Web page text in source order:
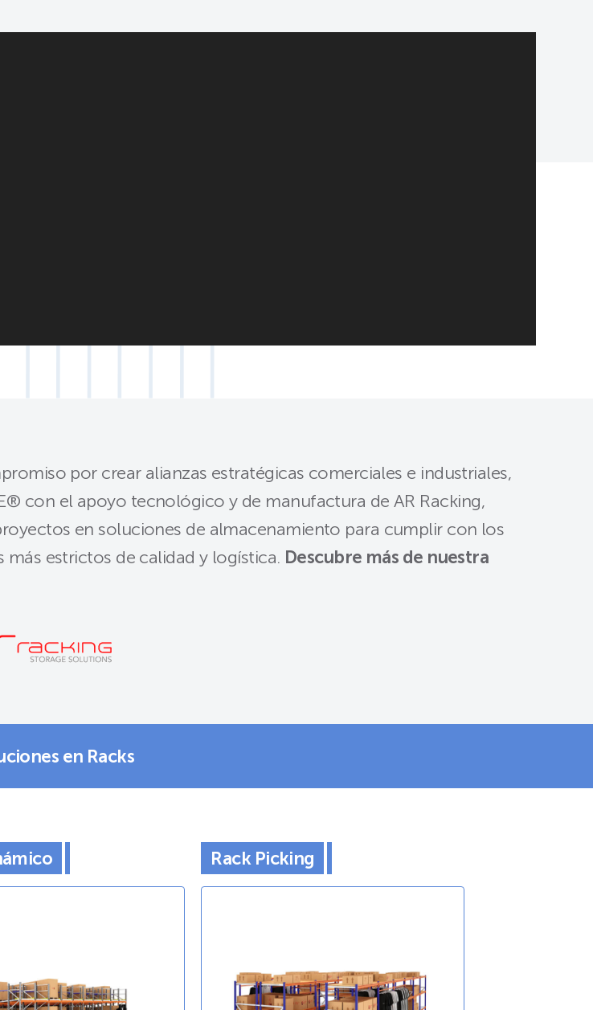
por crear alianzas estratégicas comerciales e industriales,
con el apoyo tecnológico y de manufactura de AR Racking,
en soluciones de almacenamiento para cumplir con los
más estrictos de calidad y logística. Descubre más de nuestra
en Racks
Rack Picking